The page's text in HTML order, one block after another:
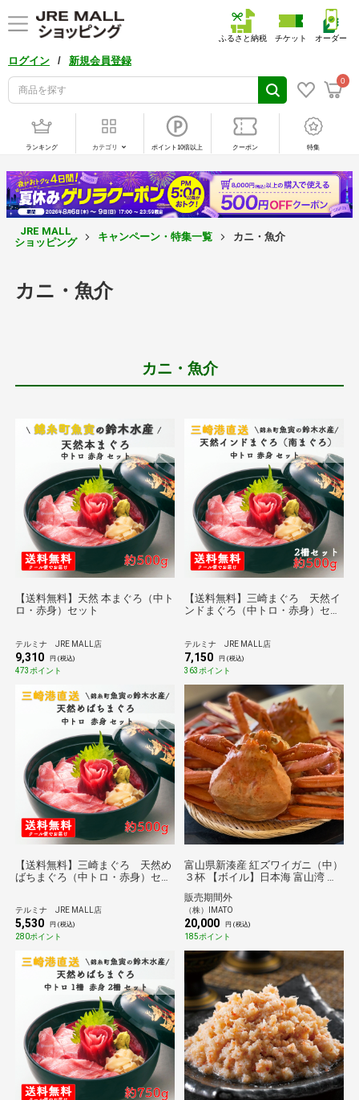
ログイン / 新規会員登録
0
ふるさと納税 チケット オーダー
ランキング カテゴリ ポイント10倍以上 クーポン 特集
JRE MALL
ショッピング
キャンペーン・特集一覧 カニ・魚介
カニ・魚介
カニ・魚介
【送料無料】天然 本まぐろ（中ト
ロ・赤身）セット
テルミナ JRE MALL店
9,310 円 (税込)
473ポイント
【送料無料】三崎まぐろ 天然イ
ンドまぐろ（中トロ・赤身）セッ
テルミナ JRE MALL店
7,150 円 (税込)
363ポイント
【送料無料】三崎まぐろ 天然め
ばちまぐろ（中トロ・赤身）セッ
テルミナ JRE MALL店
5,530 円 (税込)
280ポイント
富山県新湊産 紅ズワイガニ（中）
３杯 【ボイル】日本海 富山湾 射
がに 姿 蟹
販売期間外
（株）IMATO
20,000 円 (税込)
185ポイント